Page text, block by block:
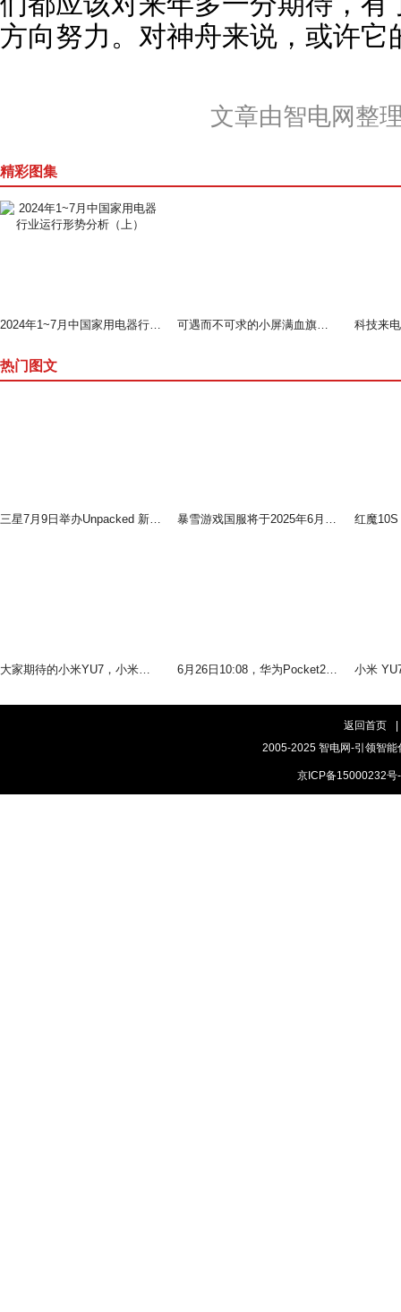
方向努力。对神舟来说，或许
文章由智电网整
精彩图集
2024年1~7月中国家用电器行业运行形势分析（上） 可遇而不可求的小屏满血旗舰--魅族 18测评
热门图文
三星7月9日举办Unpacked 新品发布会 多款新品将发布 暴雪游戏国服将于2025年6月25日起将切换为网易账号
大家期待的小米YU7，小米的首款SUV将于6月26日见 6月26日10:08，华为Pocket2优享版即将登场
返回首页
2005-2025 智电网-引领智
京ICP备15000232号